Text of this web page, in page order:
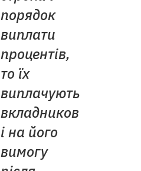
порядок
виплати
процентів,
то їх
виплачують
вкладников
і на його
вимогу